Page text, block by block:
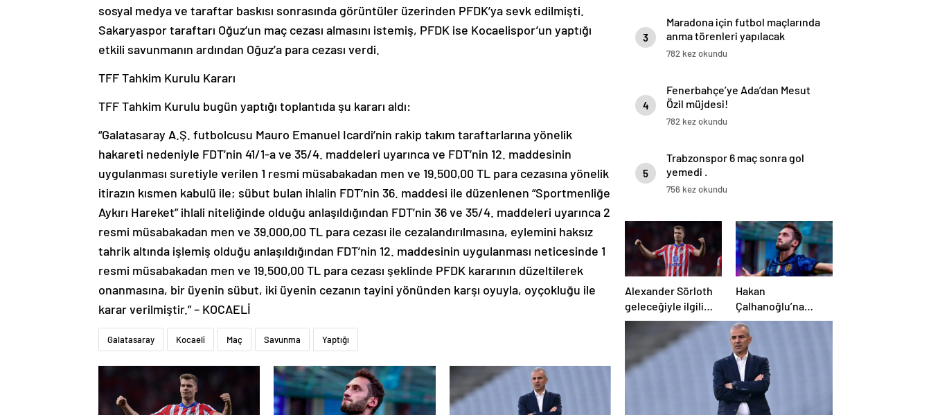
sosyal medya ve taraftar baskısı sonrasında görüntüler üzerinden PFDK’ya sevk edilmişti.
Sakaryaspor taraftarı Oğuz’un maç cezası almasını istemiş, PFDK ise Kocaelispor’un yaptığı
etkili savunmanın ardından Oğuz’a para cezası verdi.
TFF Tahkim Kurulu Kararı
TFF Tahkim Kurulu bugün yaptığı toplantıda şu kararı aldı:
“Galatasaray A.Ş. futbolcusu Mauro Emanuel Icardi’nin rakip takım taraftarlarına yönelik
hakareti nedeniyle FDT’nin 41/1-a ve 35/4. maddeleri uyarınca ve FDT’nin 12. maddesinin
uygulanması suretiyle verilen 1 resmi müsabakadan men ve 19.500,00 TL para cezasına yönelik
itirazın kısmen kabulü ile; sübut bulan ihlalin FDT’nin 36. maddesi ile düzenlenen “Sportmenliğe
Aykırı Hareket” ihlali niteliğinde olduğu anlaşıldığından FDT’nin 36 ve 35/4. maddeleri uyarınca 2
resmi müsabakadan men ve 39.000,00 TL para cezası ile cezalandırılmasına, eylemini haksız
tahrik altında işlemiş olduğu anlaşıldığından FDT’nin 12. maddesinin uygulanması neticesinde 1
resmi müsabakadan men ve 19.500,00 TL para cezası şeklinde PFDK kararının düzeltilerek
onanmasına, bir üyenin sübut, iki üyenin cezanın tayini yönünden karşı oyuyla, oyçokluğu ile
karar verilmiştir.” – KOCAELİ
Galatasaray Kocaeli Maç Savunma Yaptığı
3
Maradona için futbol maçlarında
anma törenleri yapılacak
782 kez okundu
4
Fenerbahçe’ye Ada’dan Mesut
Özil müjdesi!
782 kez okundu
5
Trabzonspor 6 maç sonra gol
yemedi .
756 kez okundu
Alexander Sörloth
geleceğiyle ilgili
konuştu
Hakan
Çalhanoğlu’na
mafya
soruşturması:
Mahkeme cezasını
açıkladı